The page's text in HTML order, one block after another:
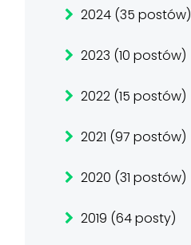
2024 (35 postów)
2023 (10 postów)
2022 (15 postów)
2021 (97 postów)
2020 (31 postów)
2019 (64 posty)